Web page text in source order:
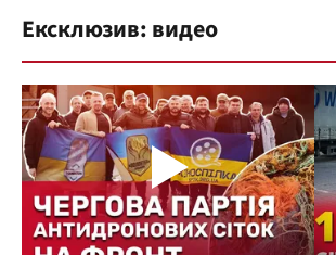
Ексклюзив: видео